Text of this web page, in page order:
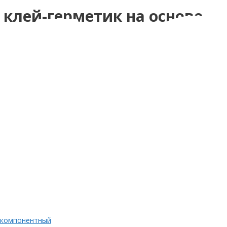
клей-герметик на основе